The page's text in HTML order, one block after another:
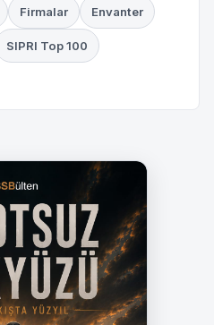
Firmalar Envanter
SIPRI Top 100